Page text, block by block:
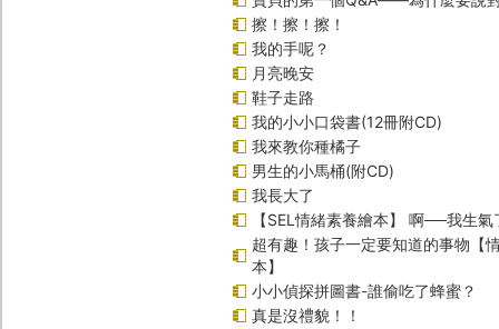
擦！擦！擦！
我的手呢？
月亮晚安
鞋子走路
我的小小口袋書(12冊附CD)
我來教你種橘子
男生的小馬桶(附CD)
我長大了
【SEL情緒素養繪本】 啊──我生
超有趣！孩子一定要知道的事物【
本】
小小偵探拼圖書-誰偷吃了蜂蜜？
真是沒禮貌！！